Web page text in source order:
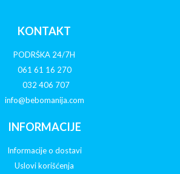
KONTAKT
PODRŠKA 24/7H
061 61 16 270
032 406 707
info@bebomanija.com
INFORMACIJE
Informacije o dostavi
Uslovi korišćenja